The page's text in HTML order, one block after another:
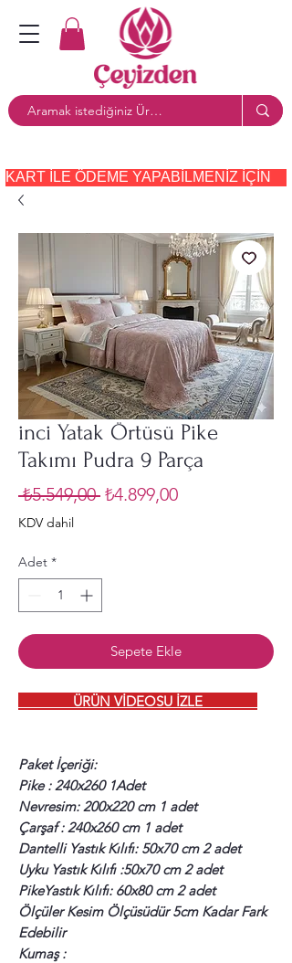
KART ILE ÖDEME YAPABILMENIZ IÇIN
inci Yatak Örtüsü Pike
Takımı Pudra 9 Parça
₺5.549,00 Normal
₺4.899,00İndirimli
KDV dahil
Adet *
Sepete Ekle
ÜRÜN VİDEOSU İZLE
Paket İçeriği:
Pike : 240x260 1Adet
Nevresim: 200x220 cm 1 adet
Çarşaf : 240x260 cm 1 adet
Dantelli Yastık Kılıfı: 50x70 cm 2 adet
Uyku Yastık Kılıfı :50x70 cm 2 adet
PikeYastık Kılıfı: 60x80 cm 2 adet
Ölçüler Kesim Ölçüsüdür 5cm Kadar Fark
Edebilir
Kumaş :